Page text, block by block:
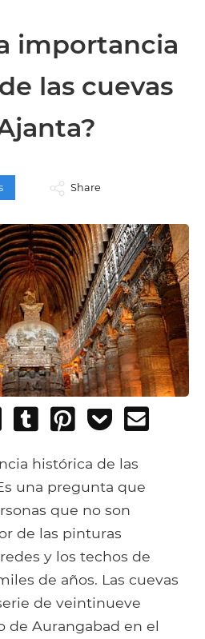
importancia
las cuevas
Share
Share
Google+
Post
Tumblr
Pin
Add
Pocket
histórica de las
una pregunta que
que no son
de las pinturas
y los techos de
de años. Las cuevas
de veintinueve
de Aurangabad en el